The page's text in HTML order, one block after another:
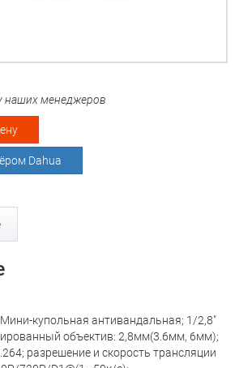
наших менеджеров
Dahua
купольная антивандальная; 1/2,8"
объектив: 2,8мм(3.6мм, 6мм);
разрешение и скорость трансляции